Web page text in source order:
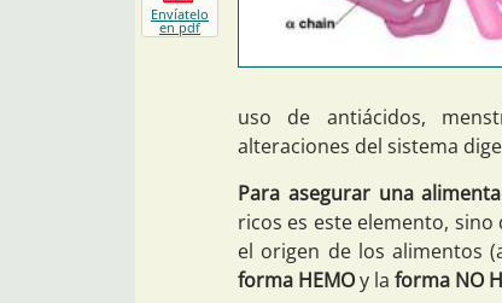
uso de antiácidos,
alteraciones del sistema
Para asegurar una
ricos es este elemento,
el origen de los alimentos
forma HEMOy la forma NO
Envíatelo
en pdf